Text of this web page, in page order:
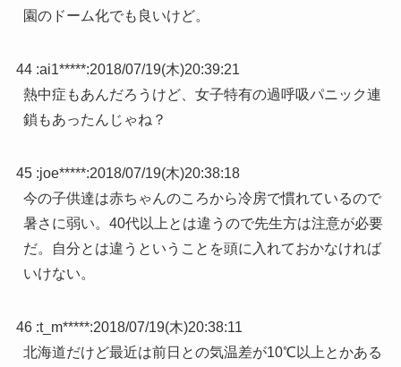
園のドーム化でも良いけど。
44 :ai1*****:2018/07/19(木)20:39:21
熱中症もあんだろうけど、女子特有の過呼吸パニック連
鎖もあったんじゃね？
45 :joe*****:2018/07/19(木)20:38:18
今の子供達は赤ちゃんのころから冷房で慣れているので
暑さに弱い。40代以上とは違うので先生方は注意が必要
だ。自分とは違うということを頭に入れておかなければ
いけない。
46 :t_m*****:2018/07/19(木)20:38:11
北海道だけど最近は前日との気温差が10℃以上とかある